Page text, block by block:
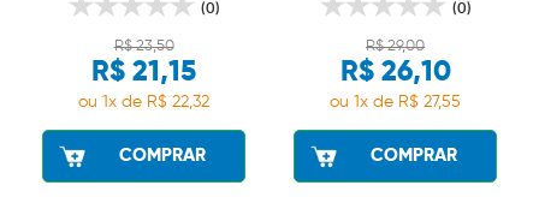
(0)
R$ 23,50
R$ 21,15
ou 1x de R$ 22,32
COMPRAR
(0)
R$ 29,00
R$ 26,10
ou 1x de R$ 27,55
COMPRAR